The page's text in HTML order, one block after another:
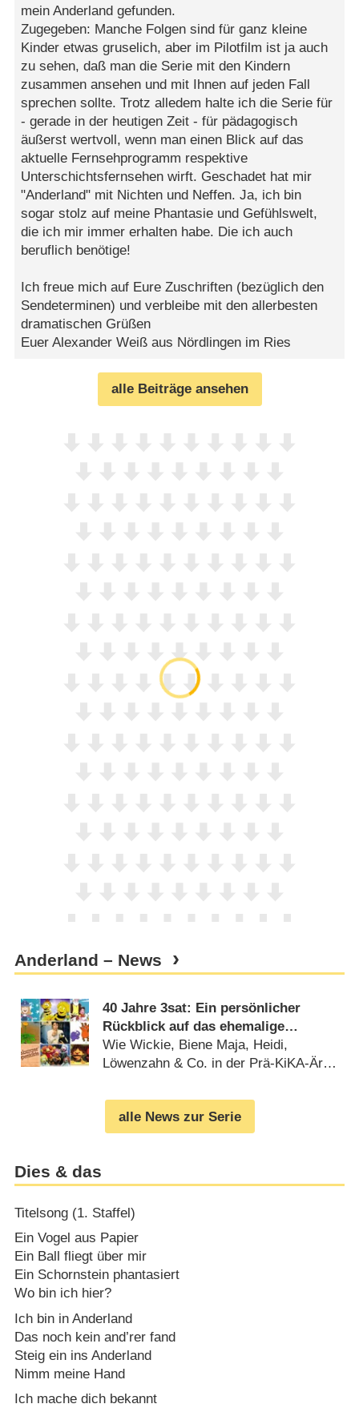
mein Anderland gefunden.
Zugegeben: Manche Folgen sind für ganz kleine
Kinder etwas gruselich, aber im Pilotfilm ist ja auch
zu sehen, daß man die Serie mit den Kindern
zusammen ansehen und mit Ihnen auf jeden Fall
sprechen sollte. Trotz alledem halte ich die Serie für
- gerade in der heutigen Zeit - für pädagogisch
äußerst wertvoll, wenn man einen Blick auf das
aktuelle Fernsehprogramm respektive
Unterschichtsfernsehen wirft. Geschadet hat mir
"Anderland" mit Nichten und Neffen. Ja, ich bin
sogar stolz auf meine Phantasie und Gefühlswelt,
die ich mir immer erhalten habe. Die ich auch
beruflich benötige!
Ich freue mich auf Eure Zuschriften (bezüglich den
Sendeterminen) und verbleibe mit den allerbesten
dramatischen Grüßen
Euer Alexander Weiß aus Nördlingen im Ries
alle Beiträge ansehen
Anderland – News
40 Jahre 3sat: Ein persönlicher
Rückblick auf das ehemalige
Kinderprogramm des Kultursenders
Wie Wickie, Biene Maja, Heidi,
Löwenzahn & Co. in der Prä-KiKA-Ära
(07.12.2024)
alle News zur Serie
Dies & das
Titelsong (1. Staffel)
Ein Vogel aus Papier
Ein Ball fliegt über mir
Ein Schornstein phantasiert
Wo bin ich hier?
Ich bin in Anderland
Das noch kein and’rer fand
Steig ein ins Anderland
Nimm meine Hand
Ich mache dich bekannt